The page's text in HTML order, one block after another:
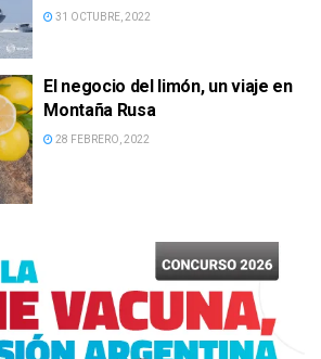
31 OCTUBRE, 2022
El negocio del limón, un viaje en
Montaña Rusa
28 FEBRERO, 2022